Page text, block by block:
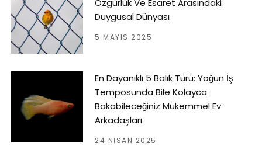
Özgürlük Ve Esaret Arasındaki
Duygusal Dünyası
5 MAYIS 2025
En Dayanıklı 5 Balık Türü: Yoğun İş
Temposunda Bile Kolayca
Bakabileceğiniz Mükemmel Ev
Arkadaşları
24 NISAN 2025